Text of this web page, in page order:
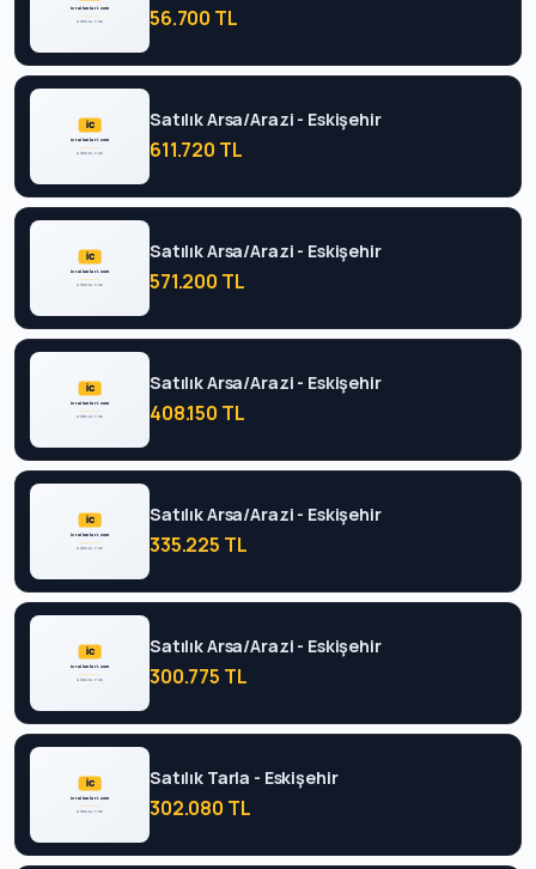
56.700 TL
Satılık Arsa/Arazi - Eskişehir
611.720 TL
Satılık Arsa/Arazi - Eskişehir
571.200 TL
Satılık Arsa/Arazi - Eskişehir
408.150 TL
Satılık Arsa/Arazi - Eskişehir
335.225 TL
Satılık Arsa/Arazi - Eskişehir
300.775 TL
Satılık Tarla - Eskişehir
302.080 TL